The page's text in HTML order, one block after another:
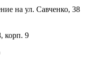
на ул. Савченко, 38
корп. 9